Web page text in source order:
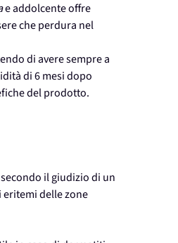
e addolcente offre
che perdura nel
di avere sempre a
di 6 mesi dopo
del prodotto.
il giudizio di un
delle zone